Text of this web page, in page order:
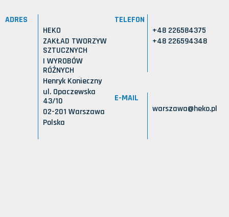
ADRES
HEKO
ZAKŁAD TWORZYW
SZTUCZNYCH
I WYROBÓW
RÓŻNYCH
Henryk Konieczny
ul. Opaczewska
43/10
02-201 Warszawa
Polska
TELEFON
+48 226584375
+48 226594348
E-MAIL
warszawa@heko.pl